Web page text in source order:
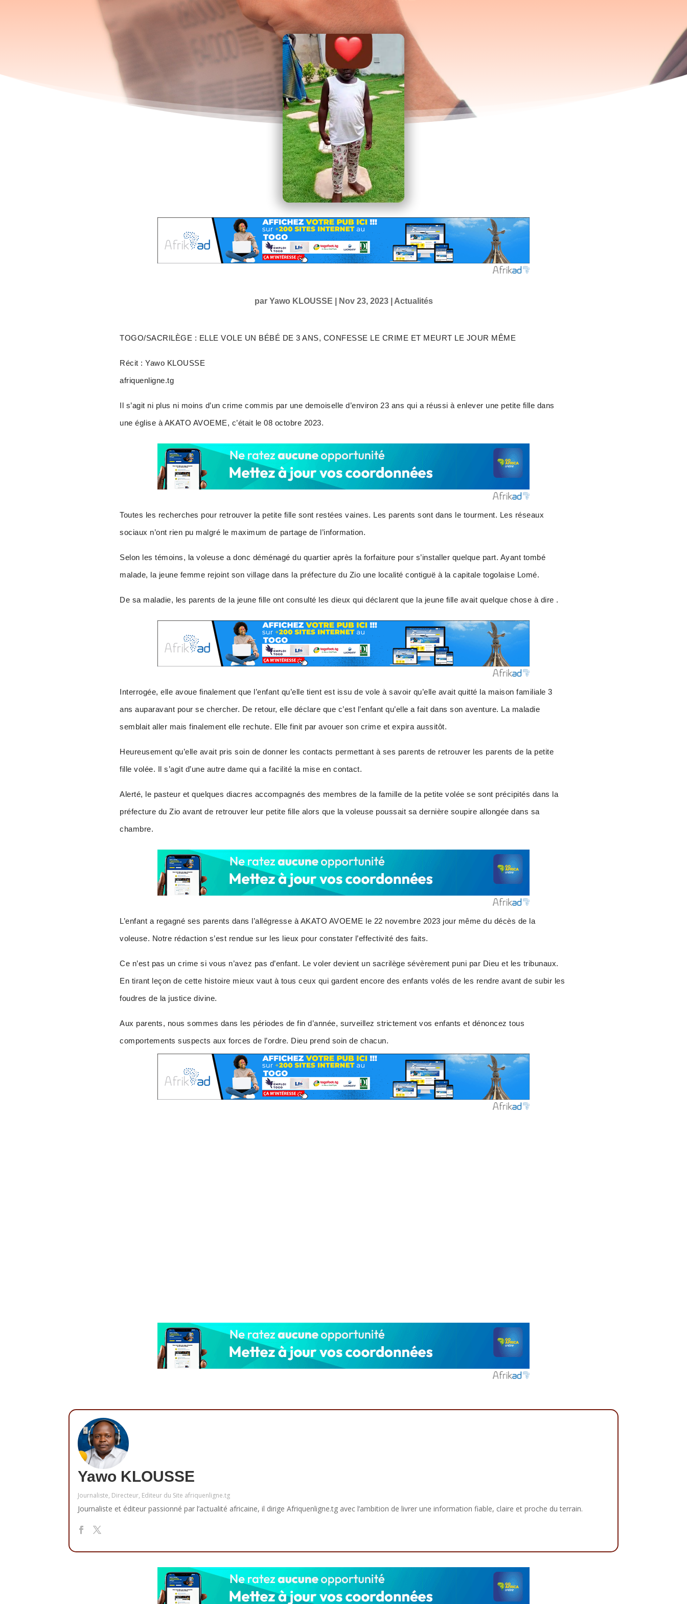
par Yawo KLOUSSE Nov 23, 2023| Actualités
TOGO/SACRILÈGE : ELLE VOLE UN BÉBÉ DE 3 ANS, CONFESSE LE CRIME ET MEURT LE JOUR MÊME
Récit : Yawo KLOUSSE
afriquenligne.tg
Il s’agit ni plus ni moins d’un crime commis par une demoiselle d’environ 23 ans qui a réussi à enlever une petite fille dans
une église à AKATO AVOEME, c’était le 08 octobre 2023.
Toutes les recherches pour retrouver la petite fille sont restées vaines. Les parents sont dans le tourment. Les réseaux
sociaux n’ont rien pu malgré le maximum de partage de l’information.
Selon les témoins, la voleuse a donc déménagé du quartier après la forfaiture pour s’installer quelque part. Ayant tombé
malade, la jeune femme rejoint son village dans la préfecture du Zio une localité contiguë à la capitale togolaise Lomé.
De sa maladie, les parents de la jeune fille ont consulté les dieux qui déclarent que la jeune fille avait quelque chose à dire .
Interrogée, elle avoue finalement que l’enfant qu’elle tient est issu de vole à savoir qu’elle avait quitté la maison familiale 3
ans auparavant pour se chercher. De retour, elle déclare que c’est l’enfant qu’elle a fait dans son aventure. La maladie
semblait aller mais finalement elle rechute. Elle finit par avouer son crime et expira aussitôt.
Heureusement qu’elle avait pris soin de donner les contacts permettant à ses parents de retrouver les parents de la petite
fille volée. Il s’agit d’une autre dame qui a facilité la mise en contact.
Alerté, le pasteur et quelques diacres accompagnés des membres de la famille de la petite volée se sont précipités dans la
préfecture du Zio avant de retrouver leur petite fille alors que la voleuse poussait sa dernière soupire allongée dans sa
chambre.
L’enfant a regagné ses parents dans l’allégresse à AKATO AVOEME le 22 novembre 2023 jour même du décès de la
voleuse. Notre rédaction s’est rendue sur les lieux pour constater l’effectivité des faits.
Ce n’est pas un crime si vous n’avez pas d’enfant. Le voler devient un sacrilège sévèrement puni par Dieu et les tribunaux.
En tirant leçon de cette histoire mieux vaut à tous ceux qui gardent encore des enfants volés de les rendre avant de subir les
foudres de la justice divine.
Aux parents, nous sommes dans les périodes de fin d’année, surveillez strictement vos enfants et dénoncez tous
comportements suspects aux forces de l’ordre. Dieu prend soin de chacun.
Yawo KLOUSSE
Journaliste, Directeur, Editeur du Site afriquenligne.tg
Journaliste et éditeur passionné par l’actualité africaine, il dirige Afriquenligne.tg avec l’ambition de livrer une information fiable, claire et proche du terrain.